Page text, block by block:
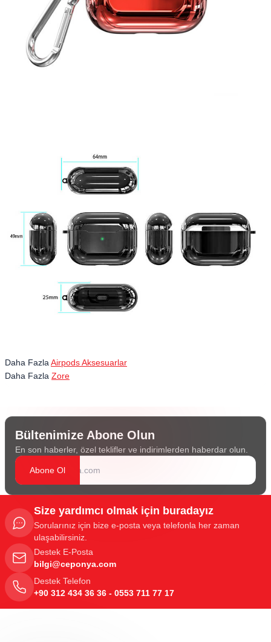
Daha FazlaAirpods Aksesuarlar
Daha Fazla Zore
Bültenimize Abone Olun
En son haberler, özel teklifler ve indirimlerden haberdar olun.
Abone Ol
Size yardımcı olmak için buradayız
Sorularınız için bize e-posta veya telefonla her zaman
ulaşabilirsiniz.
Destek E-Posta
bilgi@ceponya.com
Destek Telefon
+90 312 434 36 36 - 0553 711 77 17